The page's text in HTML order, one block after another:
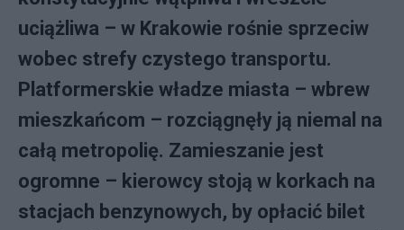
uciążliwa – w Krakowie rośnie sprzeciw
wobec strefy czystego transportu.
Platformerskie władze miasta – wbrew
mieszkańcom – rozciągnęły ją niemal na
całą metropolię. Zamieszanie jest
ogromne – kierowcy stoją w korkach na
stacjach benzynowych, by opłacić bilet